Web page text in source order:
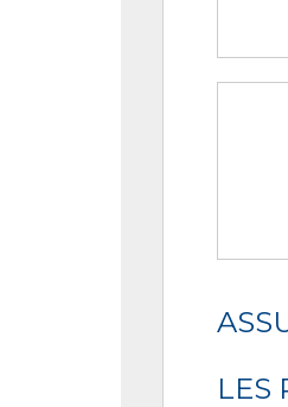
LES